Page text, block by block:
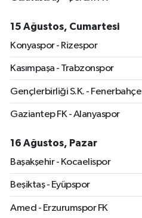
15 Ağustos, Cumartesi
Konyaspor - Rizespor
Kasımpaşa - Trabzonspor
Gençlerbirliği S.K. - Fenerbahçe
Gaziantep FK - Alanyaspor
16 Ağustos, Pazar
Başakşehir - Kocaelispor
Beşiktaş - Eyüpspor
Amed - Erzurumspor FK